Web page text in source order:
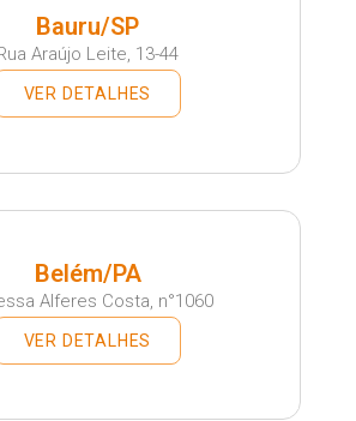
Bauru/SP
Araújo Leite, 13-44
VER DETALHES
Belém/PA
Alferes Costa, n°1060
VER DETALHES